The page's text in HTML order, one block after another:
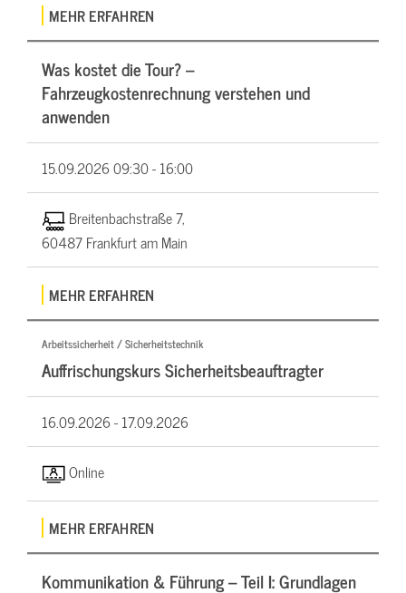
MEHR ERFAHREN
Was kostet die Tour? –
Fahrzeugkostenrechnung verstehen und
anwenden
15.09.202609:30 - 16:00
Breitenbachstraße 7,
60487 Frankfurt am Main
MEHR ERFAHREN
Arbeitssicherheit / Sicherheitstechnik
Auffrischungskurs Sicherheitsbeauftragter
16.09.2026 -17.09.2026
Online
MEHR ERFAHREN
Kommunikation & Führung – Teil I: Grundlagen